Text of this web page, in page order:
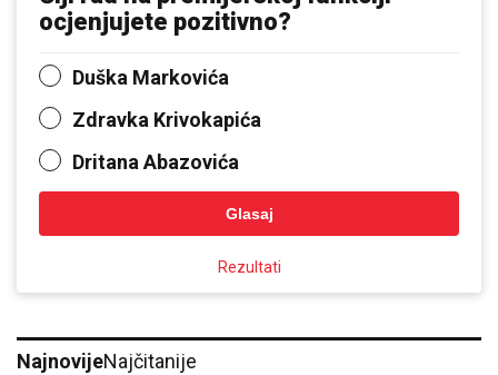
ocjenjujete pozitivno?
Duška Markovića
Zdravka Krivokapića
Dritana Abazovića
Glasaj
Rezultati
NajnovijeNajčitanije